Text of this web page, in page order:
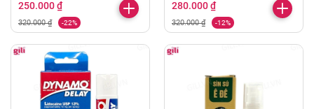
250.000 ₫
320.000 ₫ -22%
280.000 ₫
320.000 ₫ -12%